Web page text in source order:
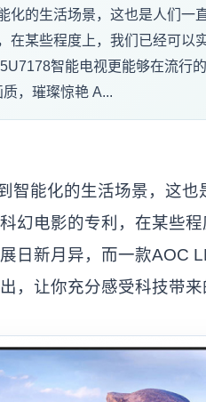
化的生活场景，这也是人们一
在某些程度上，我们已经可以
智能电视更能够在流行
，璀璨惊艳 A...
智能化的生活场景，这也
幻电影的专利，在某些
日新月异，而一款AOC
，让你充分感受科技带来